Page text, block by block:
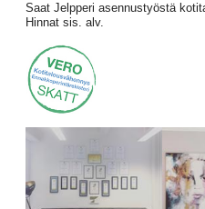
Saat Jelpperi asennustyöstä
Hinnat sis. alv.